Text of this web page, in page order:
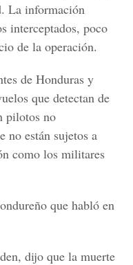
La información
interceptados, poco
de la operación.
de Honduras y
que detectan de
pilotos no
no están sujetos a
como los militares
que habló en
dijo que la muerte